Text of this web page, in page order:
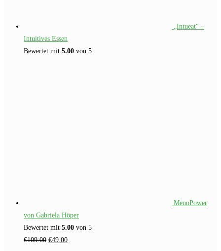
„Intueat“ –
Intuitives Essen
Bewertet mit 5.00 von 5
MenoPower
von Gabriela Höper
Bewertet mit 5.00 von 5
€109.00 Ursprünglicher
€49.00Aktueller